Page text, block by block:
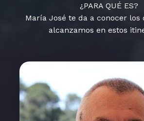
¿PARA QUÉ ES?
María José te da a conocer los
alcanzamos en estos